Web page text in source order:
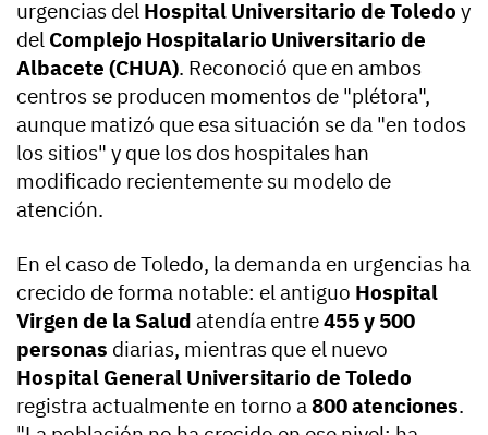
urgencias del Hospital Universitario de Toledo y
del Complejo Hospitalario Universitario de
Albacete (CHUA). Reconoció que en ambos
centros se producen momentos de "plétora",
aunque matizó que esa situación se da "en todos
los sitios" y que los dos hospitales han
modificado recientemente su modelo de
atención.
En el caso de Toledo, la demanda en urgencias ha
crecido de forma notable: el antiguo Hospital
Virgen de la Salud atendía entre455 y 500
personas diarias, mientras que el nuevo
Hospital General Universitario de Toledo
registra actualmente en torno a800 atenciones.